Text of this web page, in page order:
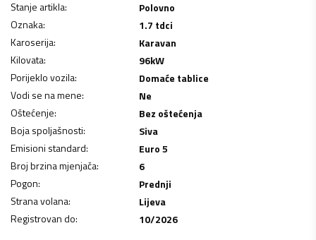
Stanje artikla:
Polovno
Oznaka:
1.7 tdci
Karoserija:
Karavan
Kilovata: 96kW
Porijeklo vozila:
Domaće tablice
Vodi se na mene:
Ne
Oštećenje:
Bez oštećenja
Boja spoljašnosti:
Siva
Emisioni standard:
Euro 5
Broj brzina mjenjača:
6
Pogon:
Prednji
Strana volana:
Lijeva
Registrovan do: 10/2026